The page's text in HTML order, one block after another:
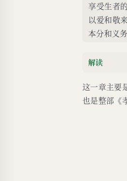
享受生者
以爱和敬
本分和义
解读
这一章主要
也是整部《